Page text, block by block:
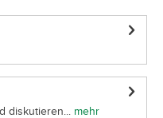
diskutieren... mehr